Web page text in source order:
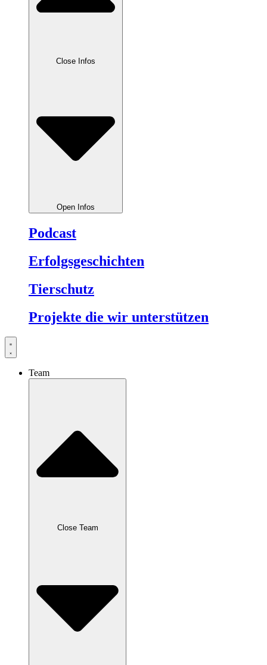
Close Infos
Open Infos
Podcast
Erfolgsgeschichten
Tierschutz
Projekte die wir unterstützen
Team
Close Team